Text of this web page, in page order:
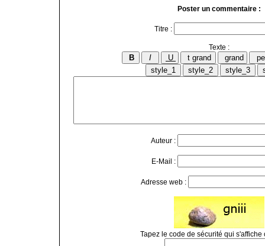
Poster un commentaire :
Titre :
Texte :
Auteur :
E-Mail :
Adresse web :
Tapez le code de sécurité qui s'affiche